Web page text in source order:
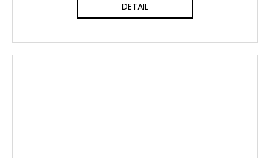
DETAIL